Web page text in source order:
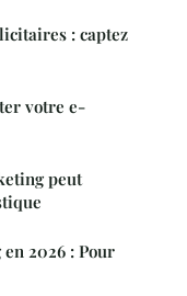
: captez
votre e-
peut
2026 : Pour